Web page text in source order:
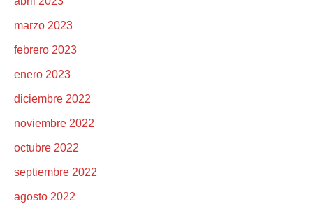
marzo 2023
febrero 2023
enero 2023
diciembre 2022
noviembre 2022
octubre 2022
septiembre 2022
agosto 2022